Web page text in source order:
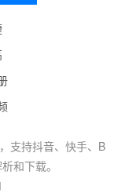
支持抖音、快手、B
和下载。